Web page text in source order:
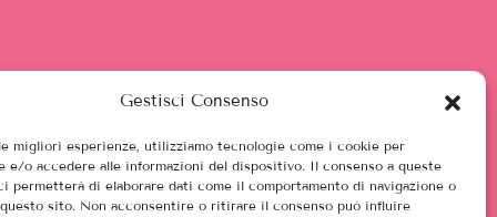
Gestisci Consenso
migliori esperienze, utilizziamo tecnologie come i cookie per
e/o accedere alle informazioni del dispositivo. Il consenso a queste
permetterà di elaborare dati come il comportamento di navigazione o
sito. Non acconsentire o ritirare il consenso può influire